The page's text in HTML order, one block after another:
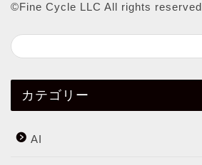
©︎Fine Cycle LLC All rights reserved
カテゴリー
AI